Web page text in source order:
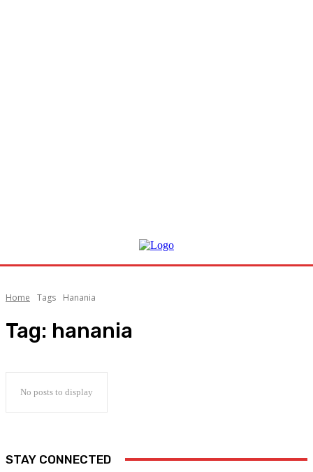
Home Tags Hanania
Tag: hanania
No posts to display
STAY CONNECTED